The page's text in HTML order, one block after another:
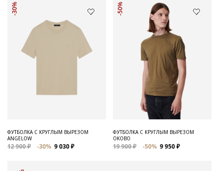
-30%
ФУТБОЛКА С КРУГЛЫМ ВЫРЕЗОМ
ANGELOW
12 900 ₽ -30% 9 030 ₽
-50%
ФУТБОЛКА С КРУГЛЫМ ВЫРЕЗОМ
OKOBO
19 900 ₽ -50% 9 950 ₽